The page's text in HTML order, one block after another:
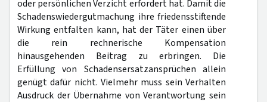
oder persönlichen Verzicht erfordert hat. Damit die
Schadenswiedergutmachung ihre friedensstiftende
Wirkung entfalten kann, hat der Täter einen über
die rein rechnerische Kompensation
hinausgehenden Beitrag zu erbringen. Die
Erfüllung von Schadensersatzansprüchen allein
genügt dafür nicht. Vielmehr muss sein Verhalten
Ausdruck der Übernahme von Verantwortung sein